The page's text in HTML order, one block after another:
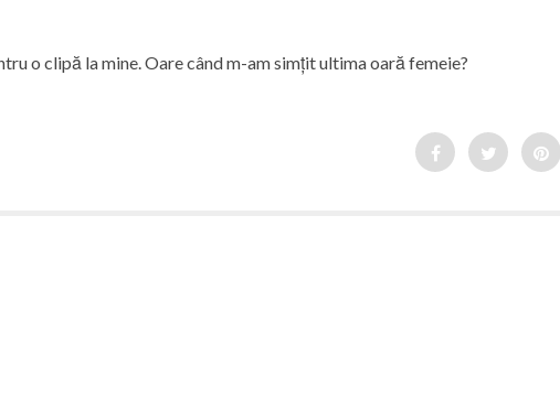
o clipă la mine. Oare când m-am simțit ultima oară femeie?